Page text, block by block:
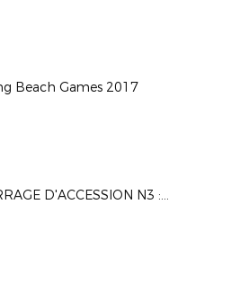
Beach Games 2017
BARRAGE D'ACCESSION N3 : MATCH1